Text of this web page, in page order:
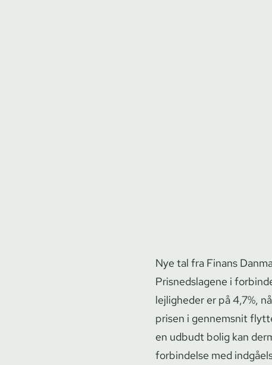
Nye tal fra Finans
Prisnedslagene i
lejligheder er på 4,7%,
prisen i gennemsnit
en udbudt bolig kan
forbindelse med